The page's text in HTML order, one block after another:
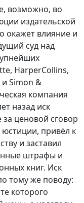
возможно, во
издательской
окажет влияние и
суд над
HarperCollins,
Simon &
компания
назад иск
за ценовой сговор
привёл к
и заставил
штрафы и
книг. Иск
тому же поводу:
которого